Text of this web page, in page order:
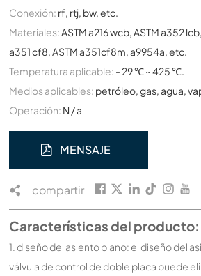
Conexión: rf, rtj, bw, etc.
Materiales: ASTM a216 wcb, ASTM a352
a351 cf8, ASTM a351cf8m, a9954a, etc.
Temperatura aplicable: - 29 ℃ ~ 425 ℃.
Medios aplicables: petróleo, gas, agua,
Operación: N / a
MENSAJE
compartir
Características del producto:
1. diseño del asiento plano: el diseño del
válvula de control de doble placa puede